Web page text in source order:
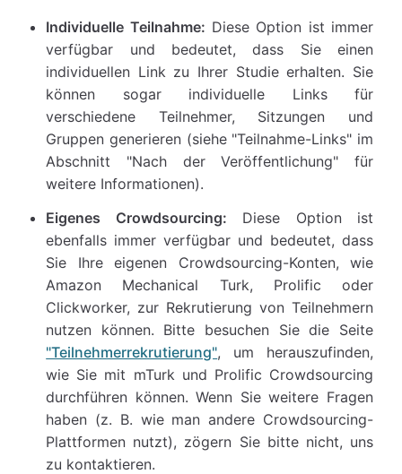
Individuelle Teilnahme: Diese Option ist immer
verfügbar und bedeutet, dass Sie einen
individuellen Link zu Ihrer Studie erhalten. Sie
können sogar individuelle Links für
verschiedene Teilnehmer, Sitzungen und
Gruppen generieren (siehe "Teilnahme-Links" im
Abschnitt "Nach der Veröffentlichung" für
weitere Informationen).
Eigenes Crowdsourcing: Diese Option ist
ebenfalls immer verfügbar und bedeutet, dass
Sie Ihre eigenen Crowdsourcing-Konten, wie
Amazon Mechanical Turk, Prolific oder
Clickworker, zur Rekrutierung von Teilnehmern
nutzen können. Bitte besuchen Sie die Seite
"Teilnehmerrekrutierung", um herauszufinden,
wie Sie mit mTurk und Prolific Crowdsourcing
durchführen können. Wenn Sie weitere Fragen
haben (z. B. wie man andere Crowdsourcing-
Plattformen nutzt), zögern Sie bitte nicht, uns
zu kontaktieren.